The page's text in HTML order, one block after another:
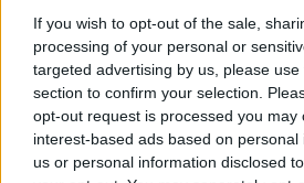
If you wish to opt-out of the sale,
processing of your personal or
targeted advertising by us, please
section to confirm your selection.
opt-out request is processed you may
interest-based ads based on
us or personal information disclosed
κατασκευασμένη από ατσάλι
πάχους 2,3 mm. Αυτή η ποδιά,
συνδυάζεται με καλύμματα
μετάδοσης, είναι σχεδιασμένη
βασικά εξαρτήματα όπως το
διεύθυνσης, το εμπρός